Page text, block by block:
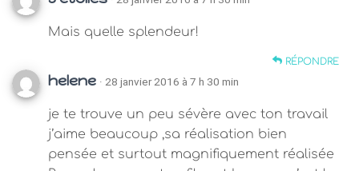
Mais quelle splendeur!
RÉPONDRE
helene · 28 janvier 2016 à 7 h 30 min
je te trouve un peu sévère avec ton travail
j’aime beaucoup ,sa réalisation bien
pensée et surtout magnifiquement réalisée